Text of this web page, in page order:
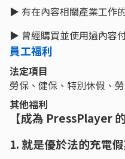
▶ 有在內容相關產業工作
▶ 曾經購買並使用過內容
員工福利
法定項目
勞保、健保、特別休假、
其他福利
【成為 PressPlayer
1. 就是優於法的充電假